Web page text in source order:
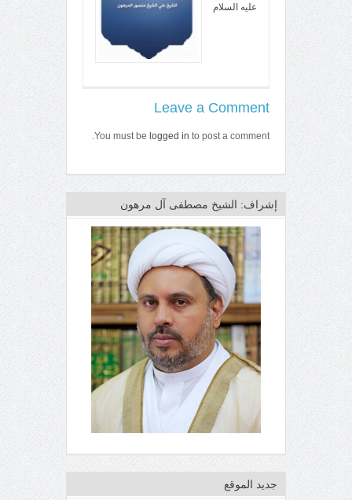
عليه السلام
Leave a Comment
You must be logged in to post a comment.
إشراف: الشيخ مصطفى آل مرهون
جديد الموقع